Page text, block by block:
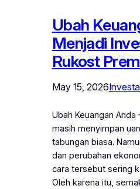
Ubah
Menjadi
Rukost
May 15, 2026
Ubah Keuangan Anda
masih menyimpan
tabungan biasa.
dan perubahan
cara tersebut sering
Oleh karena itu,